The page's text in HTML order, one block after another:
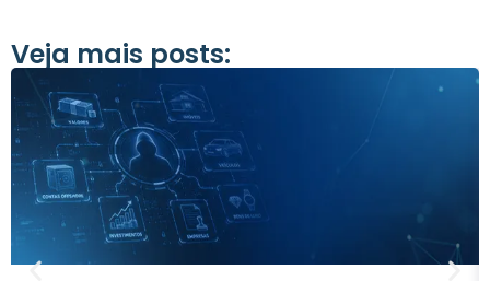
Veja mais posts: